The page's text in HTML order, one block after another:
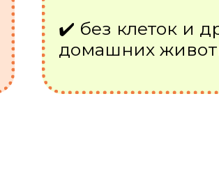
✔️ без клеток и
домашних